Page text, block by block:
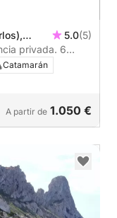
5.0(5)
privada. 6
Catamarán
A partir de 1.050 €